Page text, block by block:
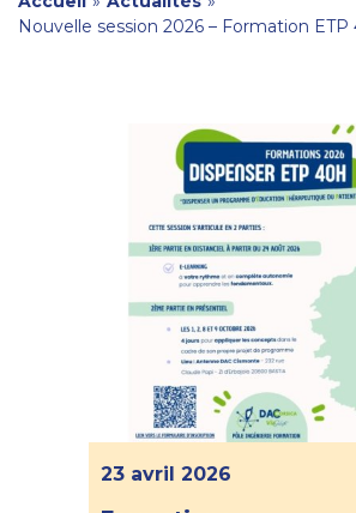
?
NOS
are
Nouvelle session 2026 – Formation ETP
23 avril 2026